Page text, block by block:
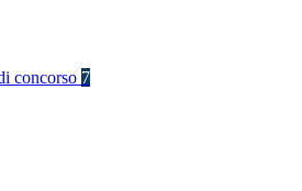
concorso 7